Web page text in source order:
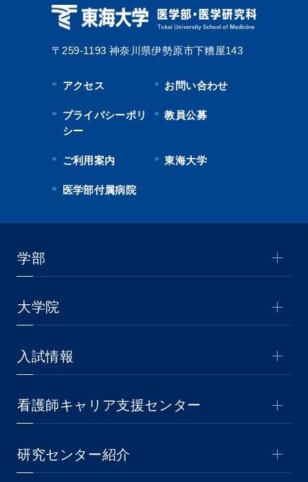
〒259-1193 神奈川県伊勢原市下糟屋143
アクセス お問い合わせ
プライバシーポリ
シー
教員公募
ご利用案内 東海大学
医学部付属病院
学部
大学院
入試情報
看護師キャリア支援センター
研究センター紹介